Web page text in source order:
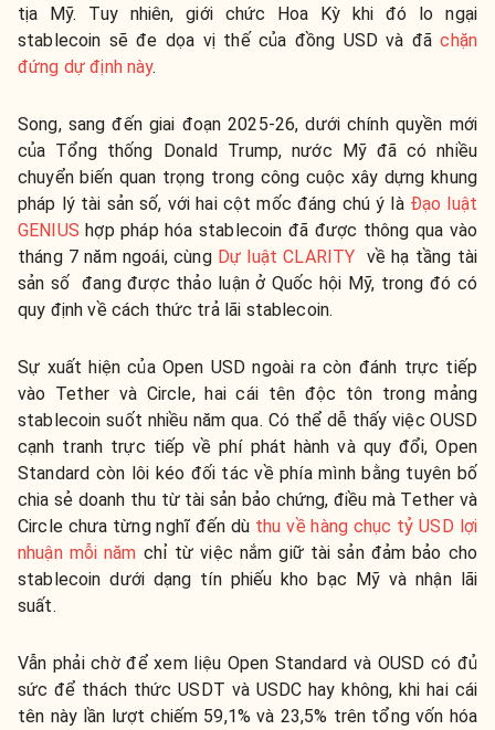
tịa Mỹ. Tuy nhiên, giới chức Hoa Kỳ khi đó lo ngại
stablecoin sẽ đe dọa vị thế của đồng USD và đãchặn
đứng dự định này.
Song, sang đến giai đoạn 2025-26, dưới chính quyền mới
của Tổng thống Donald Trump, nước Mỹ đã có nhiều
chuyển biến quan trọng trong công cuộc xây dựng khung
pháp lý tài sản số, với hai cột mốc đáng chú ý là Đạo luật
GENIUS hợp pháp hóa stablecoin đã được thông qua vào
tháng 7 năm ngoái, cùng Dự luật CLARITY về hạ tầng tài
sản số đang được thảo luận ở Quốc hội Mỹ, trong đó có
quy định về cách thức trả lãi stablecoin.
Sự xuất hiện của Open USD ngoài ra còn đánh trực tiếp
vào Tether và Circle, hai cái tên độc tôn trong mảng
stablecoin suốt nhiều năm qua. Có thể dễ thấy việc OUSD
cạnh tranh trực tiếp về phí phát hành và quy đổi, Open
Standard còn lôi kéo đối tác về phía mình bằng tuyên bố
chia sẻ doanh thu từ tài sản bảo chứng, điều mà Tether và
Circle chưa từng nghĩ đến dù thu về hàng chục tỷ USD lợi
nhuận mỗi năm chỉ từ việc nắm giữ tài sản đảm bảo cho
stablecoin dưới dạng tín phiếu kho bạc Mỹ và nhận lãi
suất.
Vẫn phải chờ để xem liệu Open Standard và OUSD có đủ
sức để thách thức USDT và USDC hay không, khi hai cái
tên này lần lượt chiếm 59,1% và 23,5% trên tổng vốn hóa